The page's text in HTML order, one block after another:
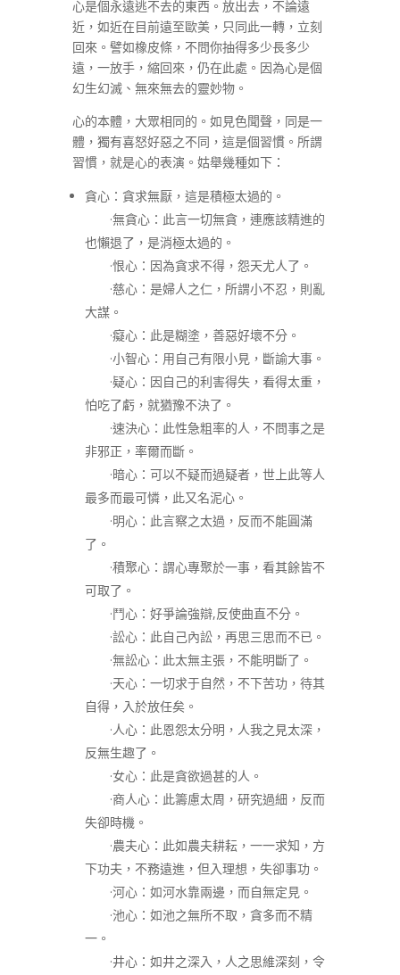
心是個永遠逃不去的東西。放出去，不論遠
近，如近在目前遠至歐美，只同此一轉，立刻
回來。譬如橡皮條，不問你抽得多少長多少
遠，一放手，縮回來，仍在此處。因為心是個
幻生幻滅、無來無去的靈妙物。
心的本體，大眾相同的。如見色聞聲，同是一
體，獨有喜怒好惡之不同，這是個習慣。所謂
習慣，就是心的表演。姑舉幾種如下：
貪心：貪求無厭，這是積極太過的。
·無貪心：此言一切無貪，連應該精進的
也懶退了，是消極太過的。
·恨心：因為貪求不得，怨天尤人了。
·慈心：是婦人之仁，所謂小不忍，則亂
大謀。
·癡心：此是糊塗，善惡好壞不分。
·小智心：用自己有限小見，斷諭大事。
·疑心：因自己的利害得失，看得太重，
怕吃了虧，就猶豫不決了。
·速決心：此性急粗率的人，不問事之是
非邪正，率爾而斷。
·暗心：可以不疑而過疑者，世上此等人
最多而最可憐，此又名泥心。
·明心：此言察之太過，反而不能圓滿
了。
·積聚心：謂心專聚於一事，看其餘皆不
可取了。
·鬥心：好爭論強辯,反使曲直不分。
·訟心：此自己內訟，再思三思而不已。
·無訟心：此太無主張，不能明斷了。
·天心：一切求于自然，不下苦功，待其
自得，入於放任矣。
·人心：此恩怨太分明，人我之見太深，
反無生趣了。
·女心：此是貪欲過甚的人。
·商人心：此籌慮太周，研究過細，反而
失卻時機。
·農夫心：此如農夫耕耘，一一求知，方
下功夫，不務遠進，但入理想，失卻事功。
·河心：如河水靠兩邊，而自無定見。
·池心：如池之無所不取，貪多而不精
一。
·井心：如井之深入，人之思維深刻，令